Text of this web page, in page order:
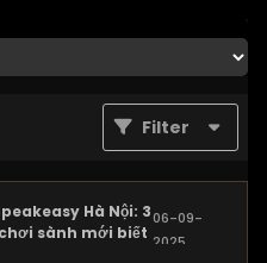
Filter
Hà Nội: 3
sành mới biết
06-09-
2025,